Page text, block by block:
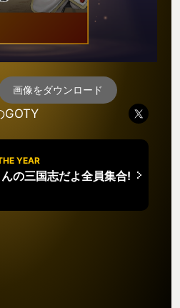
画像をダウンロード
GOTY
YEAR
んの三国志だよ全員集合!